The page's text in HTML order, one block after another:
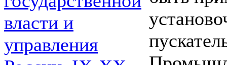
власти и
управления